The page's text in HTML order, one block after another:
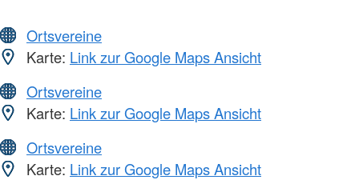
Ortsvereine
Karte: Link zur Google Maps Ansicht
Ortsvereine
Karte: Link zur Google Maps Ansicht
Ortsvereine
Karte: Link zur Google Maps Ansicht